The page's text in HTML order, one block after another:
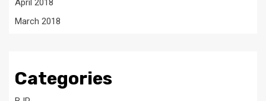
April 2018
March 2018
Categories